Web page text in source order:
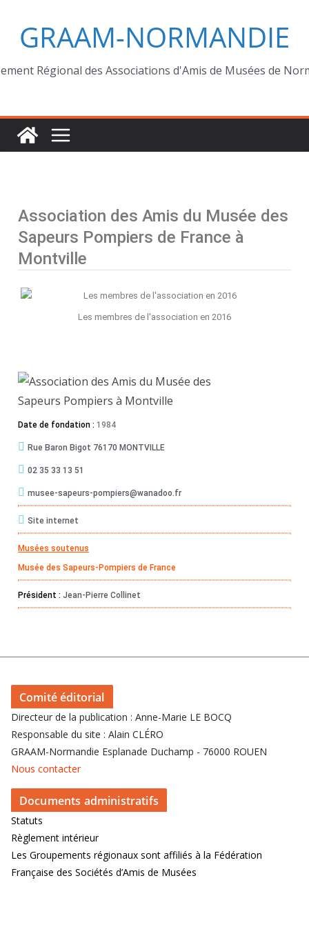
GRAAM-NORMANDIE
Régional des Associations d'Amis de Musées de
Association des Amis du Musée des
Sapeurs Pompiers de France à
Montville
Les membres de l'association en 2016
Date de fondation : 1984
Rue Baron Bigot 76170 MONTVILLE
02 35 33 13 51
musee-sapeurs-pompiers@wanadoo.fr
Site internet
Musées soutenus
Musée des Sapeurs-Pompiers de France
Président : Jean-Pierre Collinet
Comité éditorial
Directeur de la publication : Anne-Marie LE BOCQ
Responsable du site : Alain CLÉRO
GRAAM-Normandie Esplanade Duchamp - 76000 ROUEN
Nous contacter
Documents administratifs
Statuts
Règlement intérieur
Les Groupements régionaux sont affiliés à la Fédération
Française des Sociétés d’Amis de Musées